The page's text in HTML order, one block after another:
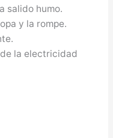
salido humo.
y la rompe.
la electricidad